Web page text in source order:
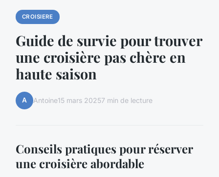
CROISIERE
Guide de survie pour trouver
une croisière pas chère en
haute saison
A Antoine15 mars 20257 min de lecture
Conseils pratiques pour réserver
une croisière abordable